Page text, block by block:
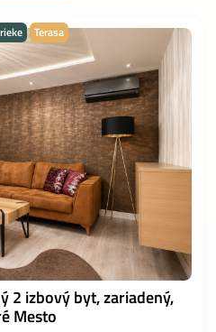
Terasa
2 izbový byt, zariadený,
Mesto